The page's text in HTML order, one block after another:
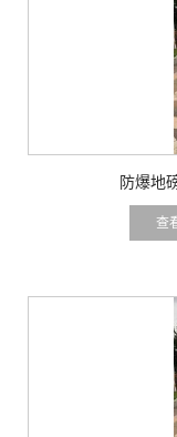
防爆地
查